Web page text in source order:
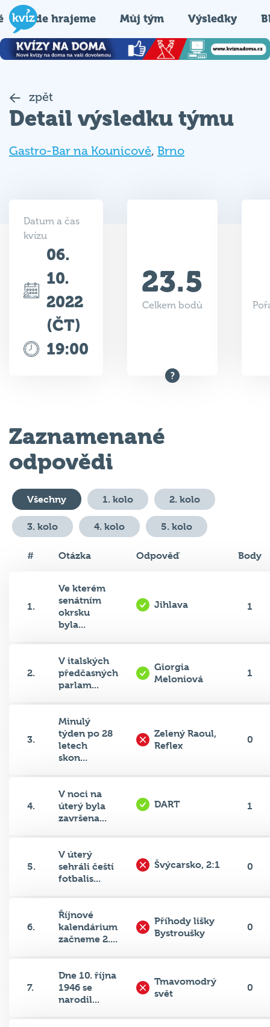
Kde hrajeme Můj tým Výsledky
zpět
Detail výsledku týmu
Gastro-Bar na Kounicově, Brno
Datum a čas
kvízu
06.
10.
2022
(ČT)
19:00
23.5
Celkem bodů
Zaznamenané
odpovědi
Všechny 1. kolo 2. kolo
3. kolo 4. kolo 5. kolo
# Otázka Odpověď Body
1.
Ve kterém
senátním
okrsku
byla...
Jihlava 1
2.
V italských
předčasných
parlam...
Giorgia
Meloniová
1
3.
Minulý
týden po 28
letech
skon...
Zelený Raoul,
Reflex
0
4.
V noci na
úterý byla
završena...
DART 1
5.
V úterý
sehráli čeští
fotbalis...
Švýcarsko, 2:1 0
6.
Říjnové
kalendárium
začneme 2....
Příhody lišky
Bystroušky
0
7.
Dne 10. října
1946 se
narodil...
Tmavomodrý
svět
0